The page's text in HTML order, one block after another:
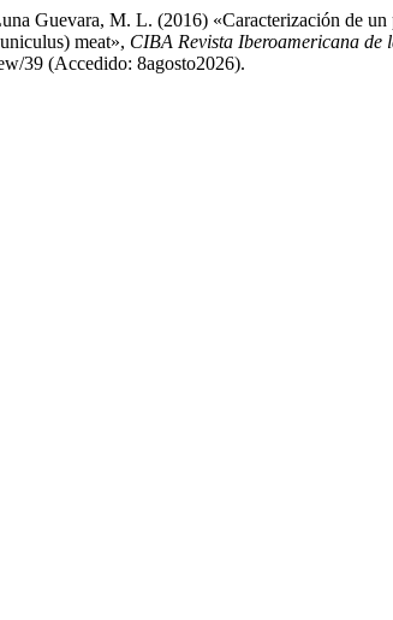
Guevara, M. L. (2016) «Caracterización de
meat», CIBA Revista Iberoamericana de
39 (Accedido: 8agosto2026).